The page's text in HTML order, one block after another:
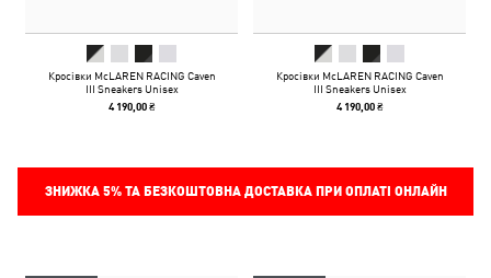
Кросівки McLAREN RACING Caven
III Sneakers Unisex
4 190,00 ₴
Кросівки McLAREN RACING Caven
III Sneakers Unisex
4 190,00 ₴
ЗНИЖКА 5%ТА БЕЗКОШТОВНА ДОСТАВКА ПРИ ОПЛАТІ ОНЛАЙН